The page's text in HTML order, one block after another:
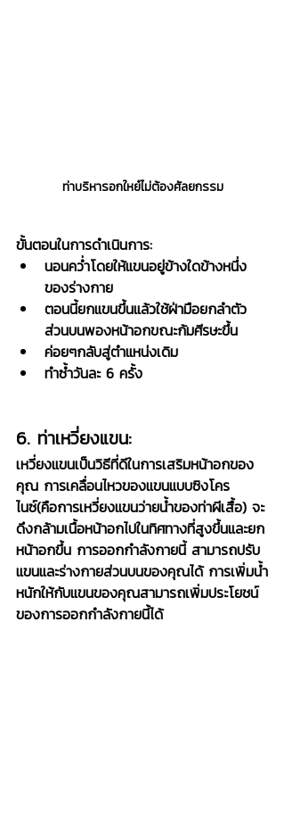
ท่าบริหารอกใหย๋ไม่ต้องศัลยกรรม
ขั้นตอนในการดำเนินการ:
นอนคว่ำโดยให้แขนอยู่ข้างใดข้างหนึ่ง
ของร่างกาย
ตอนนี้ยกแขนขึ้นแล้วใช้ฝ่ามือยกลำตัว
ส่วนบนพองหน้าอกขณะก้มศีรษะขึ้น
ค่อยๆกลับสู่ตำแหน่งเดิม
ทำซ้ำวันละ 6 ครั้ง
6. ท่าเหวี่ยงแขน:
เหวี่ยงแขนเป็นวิธีที่ดีในการเสริมหน้าอกของ
คุณ การเคลื่อนไหวของแขนแบบซิงโคร
ไนซ์(คือการเหวี่ยงแขนว่ายน้ำของท่าผีเสื้อ) จะ
ดึงกล้ามเนื้อหน้าอกไปในทิศทางที่สูงขึ้นและยก
หน้าอกขึ้น การออกกำลังกายนี้ สามารถปรับ
แขนและร่างกายส่วนบนของคุณได้ การเพิ่มน้ำ
หนักให้กับแขนของคุณสามารถเพิ่มประโยชน์
ของการออกกำลังกายนี้ได้